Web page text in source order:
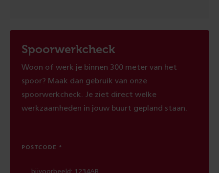
Spoorwerkcheck
Woon of werk je binnen 300 meter van het
spoor? Maak dan gebruik van onze
spoorwerkcheck. Je ziet direct welke
werkzaamheden in jouw buurt gepland staan.
POSTCODE